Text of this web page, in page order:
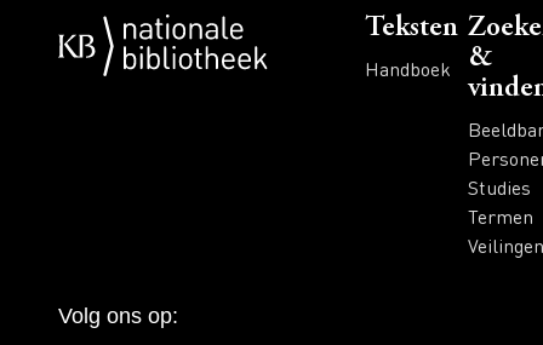
Voet
Teksten
Handboek
&
Studies
Termen
Veilingen
Volg ons op: